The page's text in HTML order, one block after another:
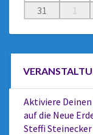
31
1
Aktiviere
auf die Neue
Steffi